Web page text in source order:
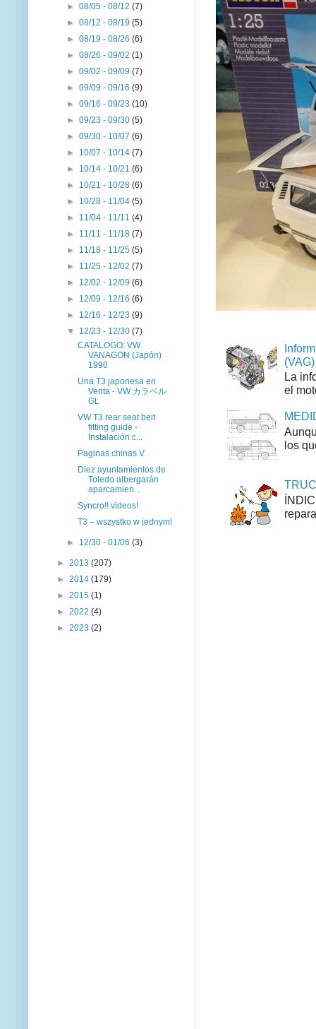
(VAG)
La
el
los
►08/05 - 08/12(7)
►08/12 - 08/19(5)
►08/19 - 08/26(6)
►08/26 - 09/02(1)
►09/02 - 09/09(7)
►09/09 - 09/16(9)
►09/16 - 09/23(10)
►09/23 - 09/30(5)
►09/30 - 10/07(6)
► 10/07 - 10/14(7)
► 10/14 - 10/21(6)
► 10/21 - 10/28(6)
► 10/28 - 11/04(5)
► 11/04 - 11/11(4)
► 11/11 - 11/18(7)
► 11/18 - 11/25(5)
► 11/25 - 12/02(7)
► 12/02 - 12/09(6)
► 12/09 - 12/16(6)
► 12/16 - 12/23(9)
▼ 12/23 - 12/30(7)
CATALOGO: VW
VANAGON (Japón)
1990
Una T3 japonesa en
Venta - VW カラベル
GL
VW T3 rear seat belt
fitting guide -
Instalación c...
Paginas chinas V
Diez ayuntamientos de
Toledo albergarán
aparcamien...
Syncro!! videos!
T3 – wszystko w jednym!
► 12/30 - 01/06(3)
► 2013 (207)
► 2014 (179)
► 2015 (1)
► 2022 (4)
► 2023 (2)